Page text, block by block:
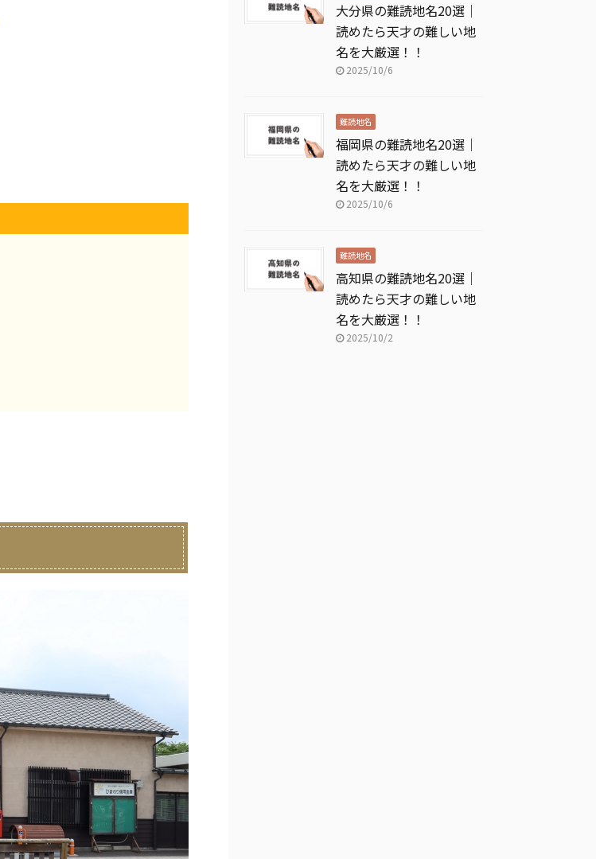
大分県の難読地名20選｜
読めたら天才の難しい地
名を大厳選！！
2025/10/6
難読地名
福岡県の難読地名20選｜
読めたら天才の難しい地
名を大厳選！！
2025/10/6
難読地名
高知県の難読地名20選｜
読めたら天才の難しい地
名を大厳選！！
2025/10/2